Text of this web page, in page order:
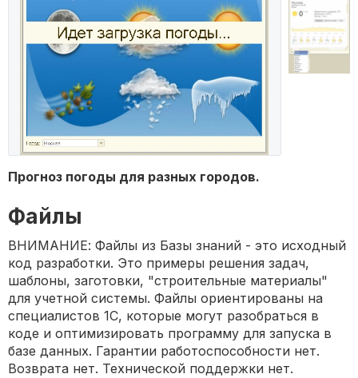
Прогноз погоды для разных городов.
Файлы
ВНИМАНИЕ: Файлы из Базы знаний - это исходный
код разработки. Это примеры решения задач,
шаблоны, заготовки, "строительные материалы"
для учетной системы. Файлы ориентированы на
специалистов 1С, которые могут разобраться в
коде и оптимизировать программу для запуска в
базе данных. Гарантии работоспособности нет.
Возврата нет. Технической поддержки нет.